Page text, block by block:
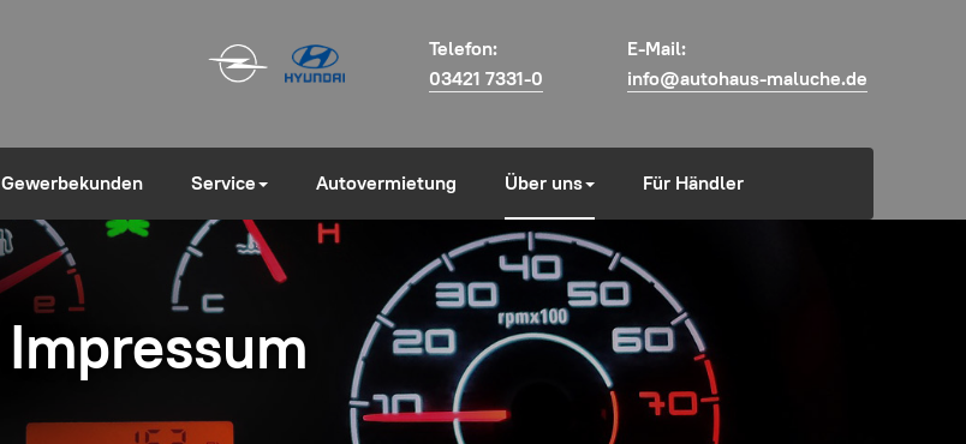
Telefon:
03421 7331-0
E-Mail:
info@autohaus-maluche.de
Gewerbekunden Service Autovermietung Über uns Für Händler
Impressum